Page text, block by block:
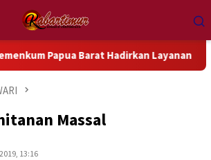
Barat Hadirkan Layanan Hukum Gratis
Massal
13:16